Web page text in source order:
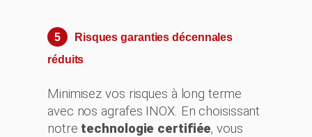
5
Risques garanties décennales
réduits
Minimisez vos risques à long terme
avec nos agrafes INOX. En choisissant
notre technologie certifiée, vous